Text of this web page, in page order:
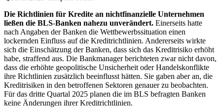
Die Richtlinien für Kredite an nichtfinanzielle Unternehmen
ließen die BLS-Banken nahezu unverändert. Einerseits hatte
nach Angaben der Banken die Wettbewerbssituation einen
lockernden Einfluss auf die Kreditrichtlinien. Andererseits wirkte
sich die Einschätzung der Banken, dass sich das Kreditrisiko erhöht
habe, straffend aus. Die Bankmanager berichteten zwar nicht davon,
dass die erhöhte geopolitische Unsicherheit oder Handelskonflikte
ihre Richtlinien zusätzlich beeinflusst hätten. Sie gaben aber an, die
Kreditrisiken in den betroffenen Sektoren genauer zu beobachten.
Für das dritte Quartal 2025 planen die im BLS befragten Banken
keine Änderungen ihrer Kreditrichtlinien.